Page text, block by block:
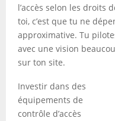
l’accès selon les droits
toi, c’est que tu ne
approximative. Tu
avec une vision
sur ton site.
Investir dans des
équipements de
contrôle d’accès